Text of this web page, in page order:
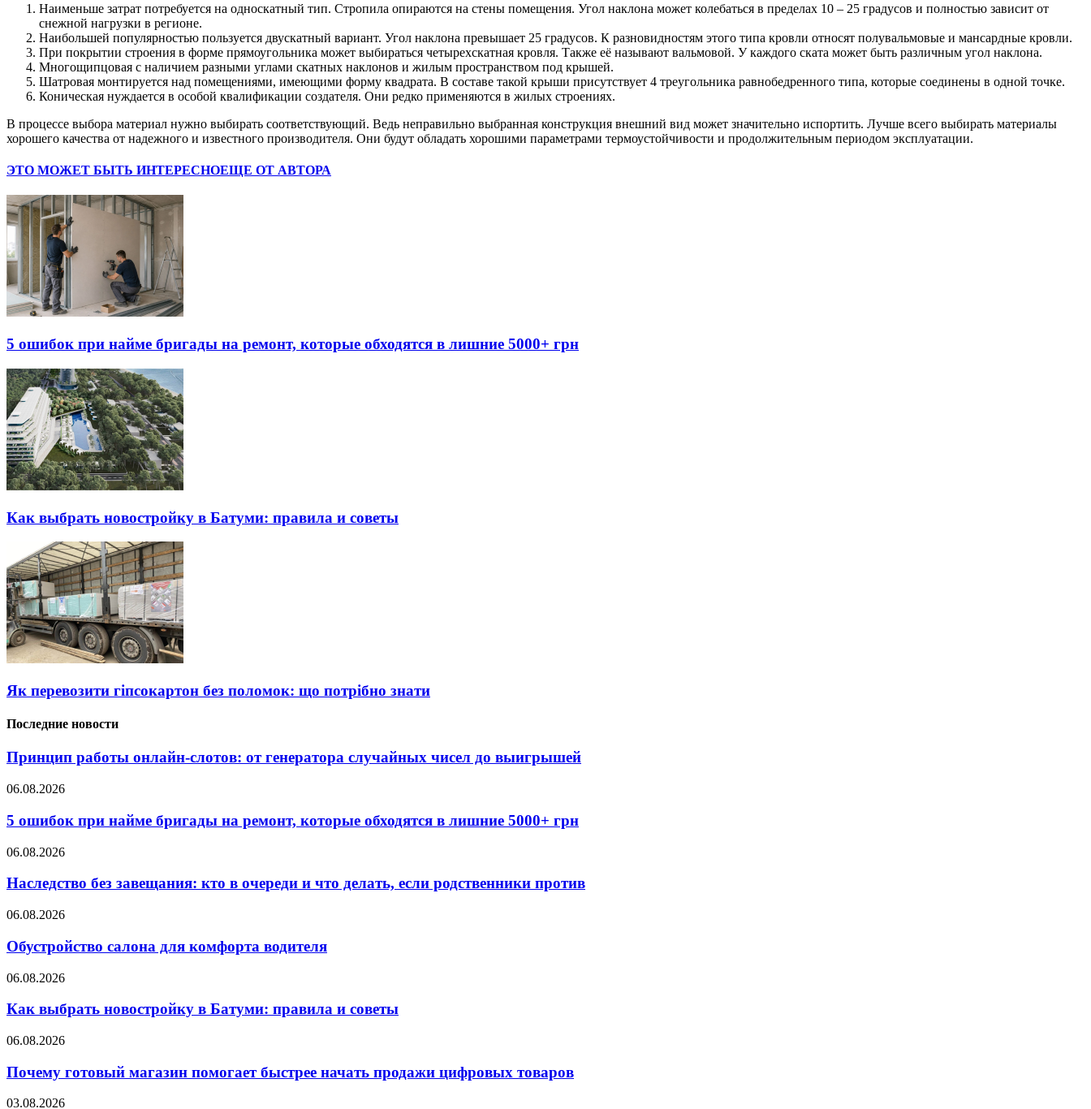
Наименьше затрат потребуется на односкатный тип. Стропила опираются на стены помещения. Угол наклона может колебаться в пределах 10 – 25 градусов и полностью зависит от
снежной нагрузки в регионе.
Наибольшей популярностью пользуется двускатный вариант. Угол наклона превышает 25 градусов. К разновидностям этого типа кровли относят полувальмовые и мансардные кровли.
При покрытии строения в форме прямоугольника может выбираться четырехскатная кровля. Также её называют вальмовой. У каждого ската может быть различным угол наклона.
Многощипцовая с наличием разными углами скатных наклонов и жилым пространством под крышей.
Шатровая монтируется над помещениями, имеющими форму квадрата. В составе такой крыши присутствует 4 треугольника равнобедренного типа, которые соединены в одной точке.
Коническая нуждается в особой квалификации создателя. Они редко применяются в жилых строениях.
В процессе выбора материал нужно выбирать соответствующий. Ведь неправильно выбранная конструкция внешний вид может значительно испортить. Лучше всего выбирать материалы
хорошего качества от надежного и известного производителя. Они будут обладать хорошими параметрами термоустойчивости и продолжительным периодом эксплуатации.
ЭТО МОЖЕТ БЫТЬ ИНТЕРЕСНОЕЩЕ ОТ АВТОРА
5 ошибок при найме бригады на ремонт, которые обходятся в лишние 5000+ грн
Как выбрать новостройку в Батуми: правила и советы
Як перевозити гіпсокартон без поломок: що потрібно знати
Последние новости
Принцип работы онлайн-слотов: от генератора случайных чисел до выигрышей
06.08.2026
5 ошибок при найме бригады на ремонт, которые обходятся в лишние 5000+ грн
06.08.2026
Наследство без завещания: кто в очереди и что делать, если родственники против
06.08.2026
Обустройство салона для комфорта водителя
06.08.2026
Как выбрать новостройку в Батуми: правила и советы
06.08.2026
Почему готовый магазин помогает быстрее начать продажи цифровых товаров
03.08.2026